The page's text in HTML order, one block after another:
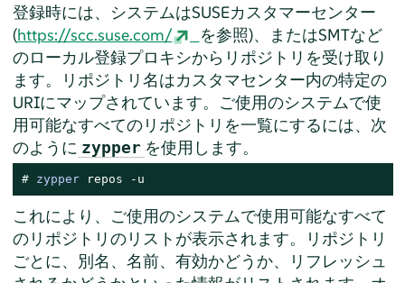
登録時には、システムはSUSEカスタマーセンター
(https://scc.suse.com/
を参照)、またはSMTなど
のローカル登録プロキシからリポジトリを受け取り
ます。リポジトリ名はカスタマセンター内の特定の
URIにマップされています。ご使用のシステムで使
用可能なすべてのリポジトリを一覧にするには、次
のように zypper を使用します。
# zypper repos -u
これにより、ご使用のシステムで使用可能なすべて
のリポジトリのリストが表示されます。リポジトリ
ごとに、別名、名前、有効かどうか、リフレッシュ